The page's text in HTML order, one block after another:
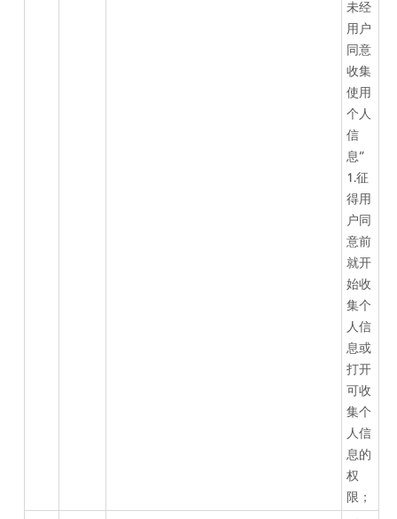
未经
用户
同意
收集
使用
个人
信
息”
1.征
得用
户同
意前
就开
始收
集个
人信
息或
打开
可收
集个
人信
息的
权
限；